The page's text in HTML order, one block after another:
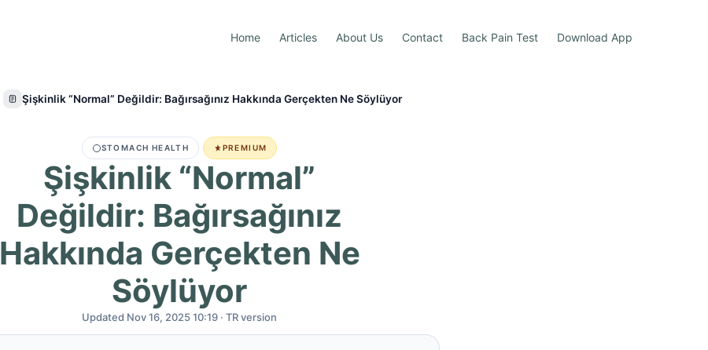
Home Articles About Us Contact Back Pain Test Download App
Şişkinlik “Normal” Değildir: Bağırsağınız Hakkında Gerçekten Ne Söylüyor
STOMACH HEALTH PREMIUM
Şişkinlik “Normal”
Değildir: Bağırsağınız
Hakkında Gerçekten Ne
Söylüyor
Updated Nov 16, 2025 10:19 · TR version